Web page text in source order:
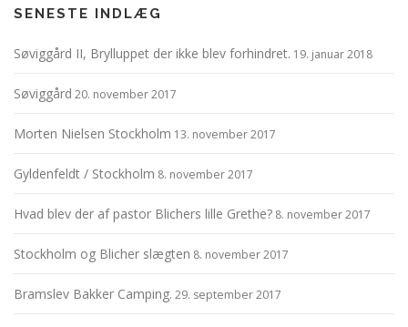
SENESTE INDLÆG
Søviggård II, Brylluppet der ikke blev forhindret. 19. januar 2018
Søviggård 20. november 2017
Morten Nielsen Stockholm 13. november 2017
Gyldenfeldt / Stockholm 8. november 2017
Hvad blev der af pastor Blichers lille Grethe? 8. november 2017
Stockholm og Blicher slægten 8. november 2017
Bramslev Bakker Camping. 29. september 2017